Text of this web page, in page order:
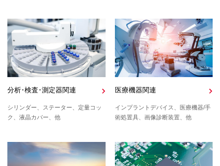
分析･検査･測定器関連
シリンダー、ステーター、定量コッ
ク、液晶カバー、他
医療機器関連
インプラントデバイス、医療機器/手
術処置具、画像診断装置、他